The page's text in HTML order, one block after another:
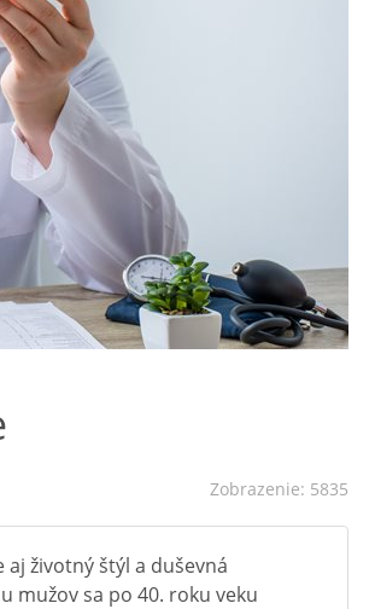
Zobrazenie: 5835
životný štýl a duševná
mužov sa po 40. roku veku